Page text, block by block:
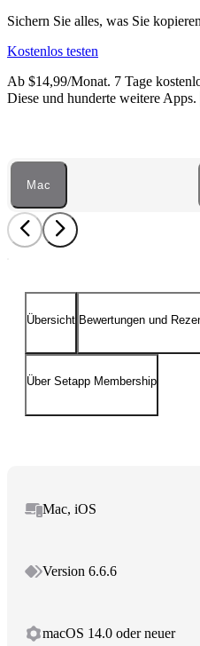
Sichern Sie alles, was Sie kopieren
Kostenlos testen
Ab $14,99/Monat. 7 Tage
Diese und hunderte weitere Apps.
Mac
Übersicht Bewertungen und
Über Setapp Membership
Mac, iOS
Version 6.6.6
macOS 14.0 oder neuer